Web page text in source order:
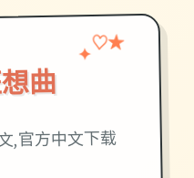
曲
✦♡★
,官方中文下载